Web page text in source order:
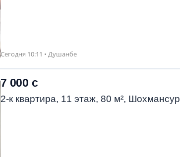
Сегодня 10:11 • Душанбе
7 000 с
2-к квартира, 11 этаж, 80 м², Шохмансур